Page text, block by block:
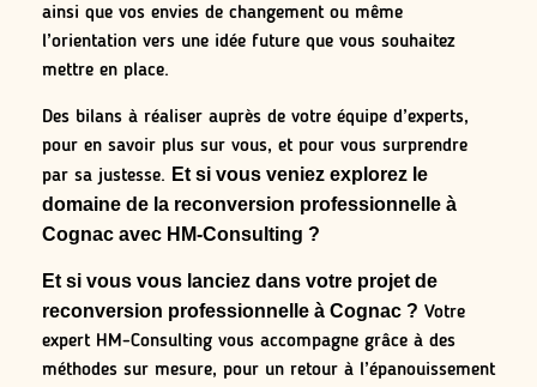
ainsi que vos envies de changement ou même
l’orientation vers une idée future que vous souhaitez
mettre en place.
Des bilans à réaliser auprès de votre équipe d’experts,
pour en savoir plus sur vous, et pour vous surprendre
par sa justesse. Et si vous veniez explorez le
domaine de la reconversion professionnelle à
Cognac avec HM-Consulting ?
Et si vous vous lanciez dans votre projet de
reconversion professionnelle à Cognac ? Votre
expert HM-Consulting vous accompagne grâce à des
méthodes sur mesure, pour un retour à l’épanouissement